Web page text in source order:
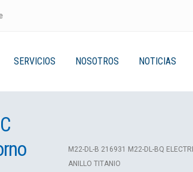
SERVICIOS NOSOTROS NOTICIAS
M22-DL-B 216931 M22-DL-BQ
ANILLO TITANIO